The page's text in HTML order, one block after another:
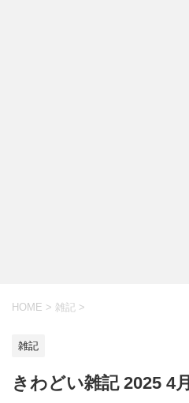
HOME > 雑記 >
雑記
きわどい雑記 2025 4月